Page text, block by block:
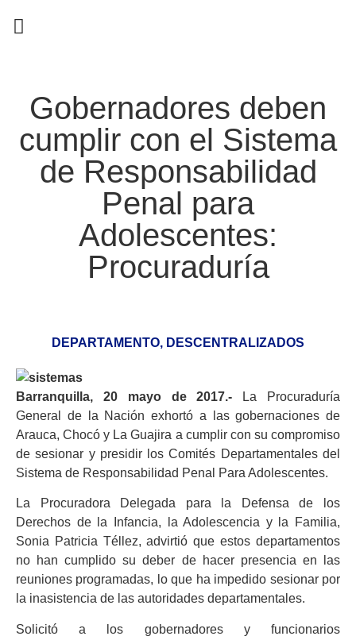
Gobernadores deben
cumplir con el Sistema
de Responsabilidad
Penal para
Adolescentes:
Procuraduría
DEPARTAMENTO, DESCENTRALIZADOS
Barranquilla, 20 mayo de 2017.- La Procuraduría
General de la Nación exhortó a las gobernaciones de
Arauca, Chocó y La Guajira a cumplir con su compromiso
de sesionar y presidir los Comités Departamentales del
Sistema de Responsabilidad Penal Para Adolescentes.
La Procuradora Delegada para la Defensa de los
Derechos de la Infancia, la Adolescencia y la Familia,
Sonia Patricia Téllez, advirtió que estos departamentos
no han cumplido su deber de hacer presencia en las
reuniones programadas, lo que ha impedido sesionar por
la inasistencia de las autoridades departamentales.
Solicitó a los gobernadores y funcionarios